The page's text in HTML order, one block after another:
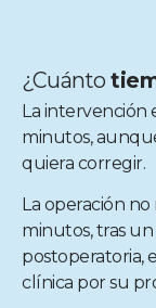
¿Cuánto
La intervención
minutos,
quiera corregir.
La operación
minutos, tras
postoperatoria,
clínica por su